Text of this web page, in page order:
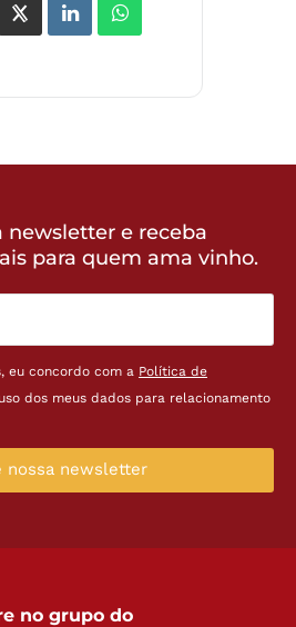
newsletter e receba
para quem ama vinho.
eu concordo com a Política de
dos meus dados para relacionamento
nossa newsletter
no grupo do